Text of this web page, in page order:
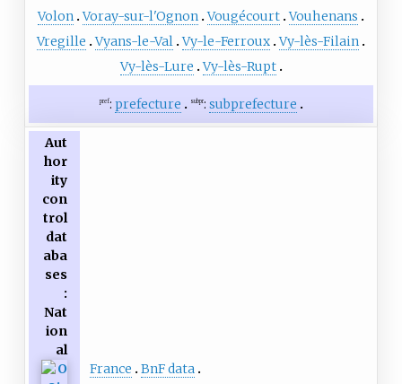
Volon Voray-sur-l'Ognon Vougécourt Vouhenans
Vregille
Vyans-le-Val Vy-le-Ferroux Vy-lès-Filain
Vy-lès-Lure Vy-lès-Rupt
pref: prefecture subpr: subprefecture
Aut
hor
ity
con
trol
dat
aba
ses
:
Nat
ion
al
France
BnF data